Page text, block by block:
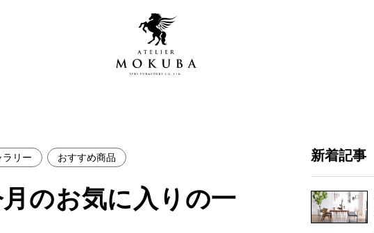
山プレミアムギャラリー
ラリー おすすめ商品
のお気に入りの一
新着記事